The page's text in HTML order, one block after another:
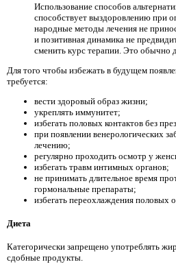
Использование способов
способствует выздоровлению при
народные методы лечения не
и позитивная динамика не
сменить курс терапии. Это обычно
Для того чтобы избежать в будущем
требуется:
вести здоровый образ жизни;
укреплять иммунитет;
избегать половых контактов без
при появлении венерологических
лечению;
регулярно проходить осмотр у
избегать травм интимных органов;
не принимать длительное время
гормональные препараты;
избегать переохлаждения половых
Диета
Категорически запрещено употреблять
сдобные продукты.